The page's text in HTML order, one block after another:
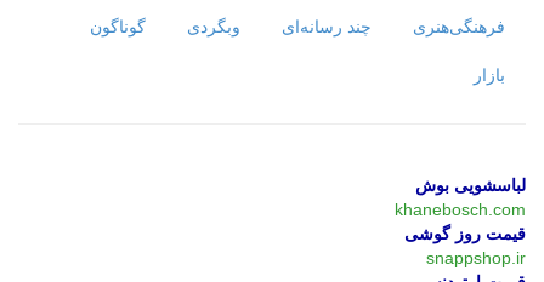
فرهنگی‌هنری چند رسانه‌ای وبگردی گوناگون
بازار
لباسشویی بوش
khanebosch.com
قیمت روز گوشی
snappshop.ir